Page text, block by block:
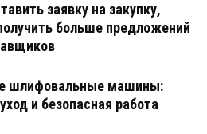
заявку на закупку,
больше предложений
шлифовальные машины:
и безопасная работа